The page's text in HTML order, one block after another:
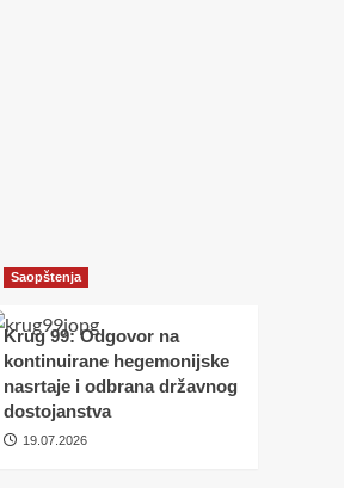
Saopštenja
Krug 99: Odgovor na
kontinuirane hegemonijske
nasrtaje i odbrana državnog
dostojanstva
19.07.2026